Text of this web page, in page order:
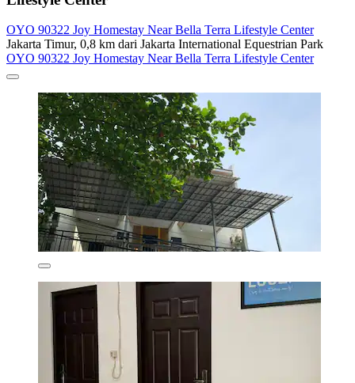
OYO 90322 Joy Homestay Near Bella Terra Lifestyle Center
Jakarta Timur, 0,8 km dari Jakarta International Equestrian Park
OYO 90322 Joy Homestay Near Bella Terra Lifestyle Center